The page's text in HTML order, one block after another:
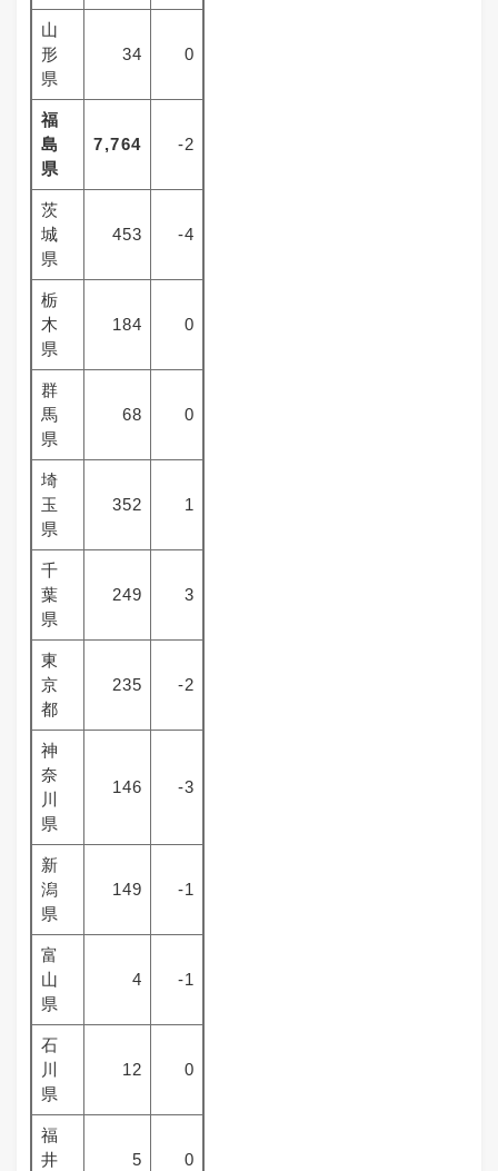
山
形
県
34 0
福
島
県
7,764 -2
茨
城
県
453 -4
栃
木
県
184 0
群
馬
県
68 0
埼
玉
県
352 1
千
葉
県
249 3
東
京
都
235 -2
神
奈
川
県
146 -3
新
潟
県
149 -1
富
山
県
4 -1
石
川
県
12 0
福
井
5 0